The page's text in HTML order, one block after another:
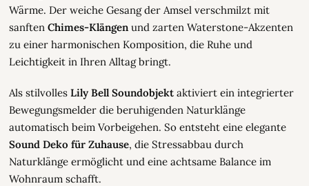
Wärme. Der weiche Gesang der Amsel verschmilzt mit
sanften Chimes-Klängenund zarten Waterstone-Akzenten
zu einer harmonischen Komposition, die Ruhe und
Leichtigkeit in Ihren Alltag bringt.
Als stilvolles Lily Bell Soundobjektaktiviert ein integrierter
Bewegungsmelder die beruhigenden Naturklänge
automatisch beim Vorbeigehen. So entsteht eine elegante
Sound Deko für Zuhause, die Stressabbau durch
Naturklänge ermöglicht und eine achtsame Balance im
Wohnraum schafft.